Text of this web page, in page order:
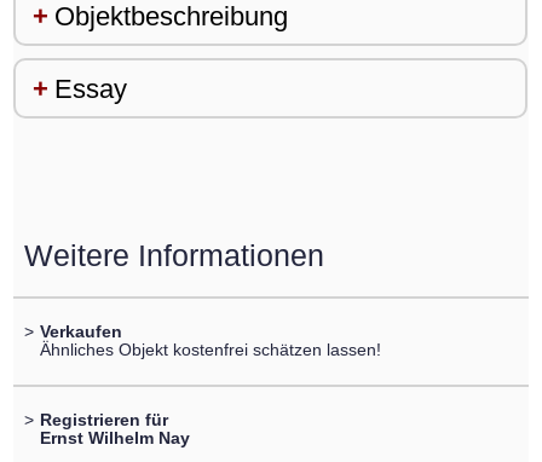
Objektbeschreibung
Essay
Weitere Informationen
> Verkaufen
Ähnliches Objekt kostenfrei schätzen lassen!
> Registrieren für
Ernst Wilhelm Nay